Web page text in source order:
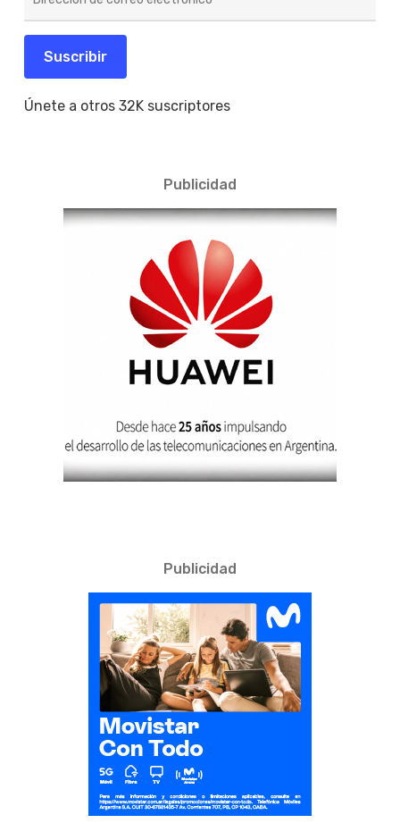
de
electrónico
Suscribir
Únete a otros 32K suscriptores
Publicidad
Publicidad